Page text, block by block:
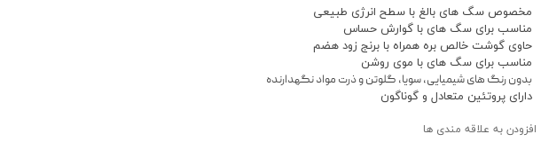
مخصوص سگ‌ های بالغ با سطح انرژی طبیعی
مناسب برای سگ های با گوارش حساس
حاوی گوشت خالص بره همراه با برنج زود هضم
مناسب برای سگ های با موی روشن
بدون رنگ های شیمیایی، سویا، گلوتن و ذرت مواد نگهدارنده
دارای پروتئین متعادل و گوناگون
افزودن به علاقه مندی ها